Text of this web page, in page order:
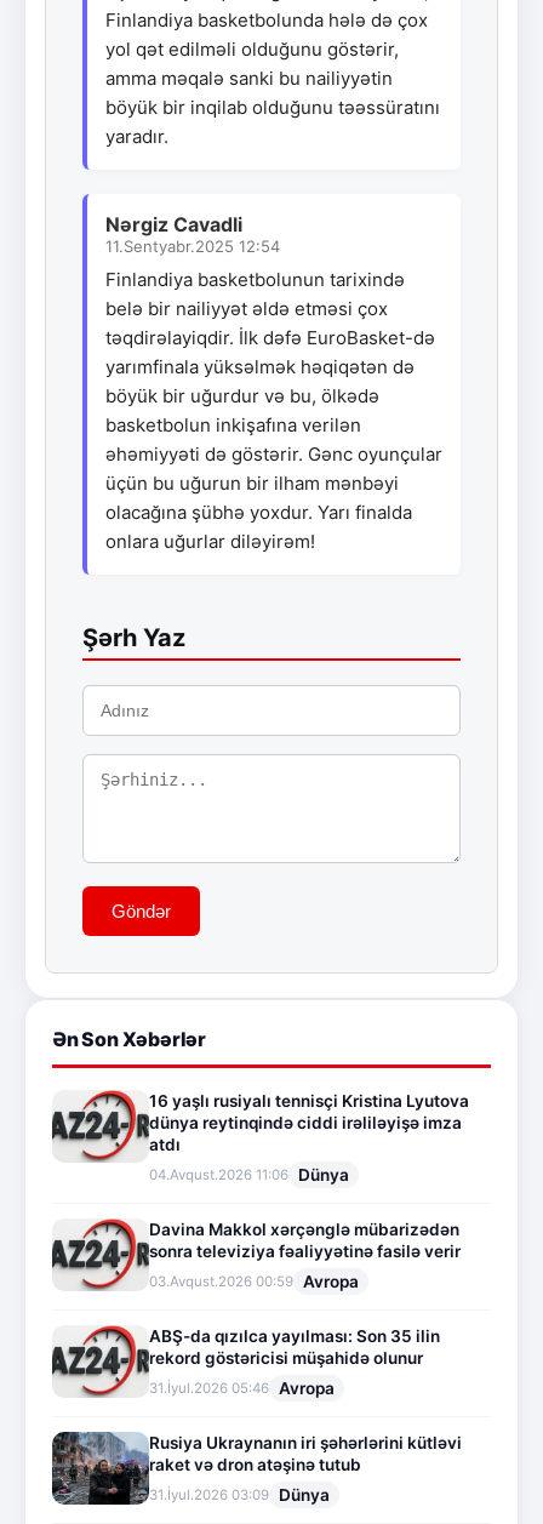
Finlandiya basketbolunda hələ də çox
yol qət edilməli olduğunu göstərir,
amma məqalə sanki bu nailiyyətin
böyük bir inqilab olduğunu təəssüratını
yaradır.
Nərgiz Cavadli
11.Sentyabr.2025 12:54
Finlandiya basketbolunun tarixində
belə bir nailiyyət əldə etməsi çox
təqdirəlayiqdir. İlk dəfə EuroBasket-də
yarımfinala yüksəlmək həqiqətən də
böyük bir uğurdur və bu, ölkədə
basketbolun inkişafına verilən
əhəmiyyəti də göstərir. Gənc oyunçular
üçün bu uğurun bir ilham mənbəyi
olacağına şübhə yoxdur. Yarı finalda
onlara uğurlar diləyirəm!
Şərh Yaz
Göndər
Ən Son Xəbərlər
16 yaşlı rusiyalı tennisçi Kristina Lyutova
dünya reytinqində ciddi irəliləyişə imza
atdı
04.Avqust.2026 11:06 Dünya
Davina Makkol xərçənglə mübarizədən
sonra televiziya fəaliyyətinə fasilə verir
03.Avqust.2026 00:59 Avropa
ABŞ-da qızılca yayılması: Son 35 ilin
rekord göstəricisi müşahidə olunur
31.İyul.2026 05:46 Avropa
Rusiya Ukraynanın iri şəhərlərini kütləvi
raket və dron atəşinə tutub
31.İyul.2026 03:09 Dünya